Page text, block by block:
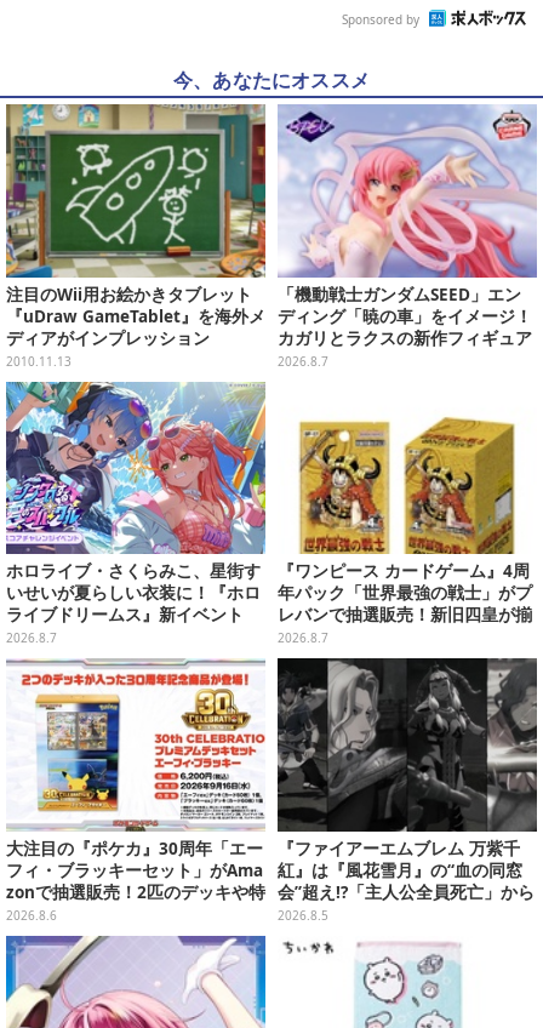
Sponsored by
今、あなたにオススメ
注目のWii用お絵かきタブレット
『uDraw GameTablet』を海外メ
ディアがインプレッション
2010.11.13
「機動戦士ガンダムSEED」エン
ディング「暁の車」をイメージ！
カガリとラクスの新作フィギュア
がプライズに
2026.8.7
ホロライブ・さくらみこ、星街す
いせいが夏らしい衣装に！『ホロ
ライブドリームス』新イベント
「シンクロする夏のスパークル」
開幕
2026.8.7
『ワンピース カードゲーム』4周
年パック「世界最強の戦士」がプ
レバンで抽選販売！新旧四皇が揃
い踏み、刃牙作者が描く「カイド
ウ」も
2026.8.7
大注目の『ポケカ』30周年「エー
フィ・ブラッキーセット」がAma
zonで抽選販売！2匹のデッキや特
別カードを収録
2026.8.6
『ファイアーエムブレム 万紫千
紅』は『風花雪月』の“血の同窓
会”超え!?「主人公全員死亡」から
始まる物語は、様々なシリーズ作
を想起させる
2026.8.5